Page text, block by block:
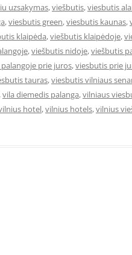
uzsakymas,viešbutis,viesbutis
,viesbutis green,viesbutis kaunas,
klaipėda,viešbutis klaipėdoje,
,viešbutis nidoje,viešbutis
prie juros,viesbutis prie
tauras,viesbutis vilniaus
,vila diemedis palanga,vilniaus
hotel,vilnius hotels,vilnius